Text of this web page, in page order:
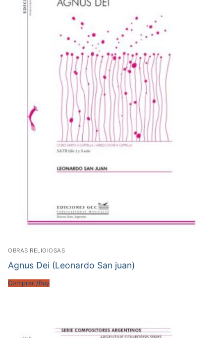
OBRAS RELIGIOSAS
Agnus Dei (Leonardo San juan)
Comprar /Buy